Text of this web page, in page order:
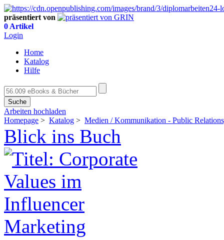
präsentiert von
0 Artikel
Login
Home
Katalog
Hilfe
Suche
Arbeiten hochladen
Homepage > Katalog > Medien / Kommunikation - Public
Blick ins Buch